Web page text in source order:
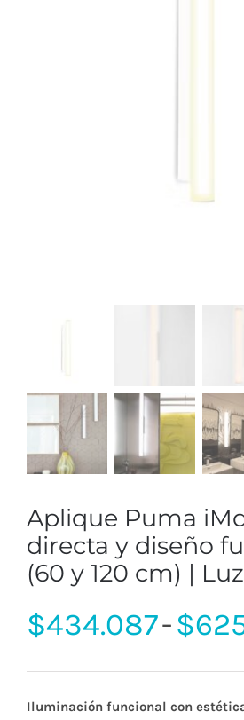
Aplique Puma
directa y diseño
(60 y 120 cm) |
$434.087-$
Iluminación funcional con